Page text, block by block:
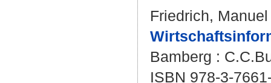
Friedrich, Manuel
Bamberg :
ISBN 978-3-